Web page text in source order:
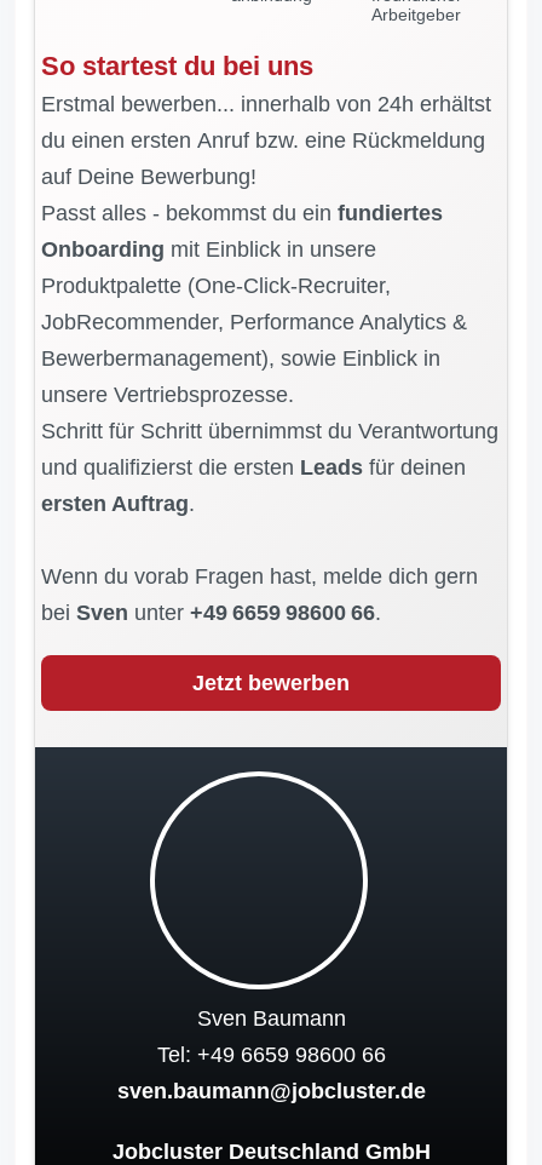
Arbeitgeber
So startest du bei uns
Erstmal bewerben... innerhalb von 24h erhältst
du einen ersten Anruf bzw. eine Rückmeldung
auf Deine Bewerbung!
Passt alles - bekommst du ein fundiertes
Onboarding mit Einblick in unsere
Produktpalette (One‑Click‑Recruiter,
JobRecommender, Performance Analytics &
Bewerbermanagement), sowie Einblick in
unsere Vertriebsprozesse.
Schritt für Schritt übernimmst du Verantwortung
und qualifizierst die ersten Leads für deinen
ersten Auftrag.
Wenn du vorab Fragen hast, melde dich gern
bei Sven unter +49 6659 98600 66.
Jetzt bewerben
Sven Baumann
Tel: +49 6659 98600 66
sven.baumann@jobcluster.de
Jobcluster Deutschland GmbH